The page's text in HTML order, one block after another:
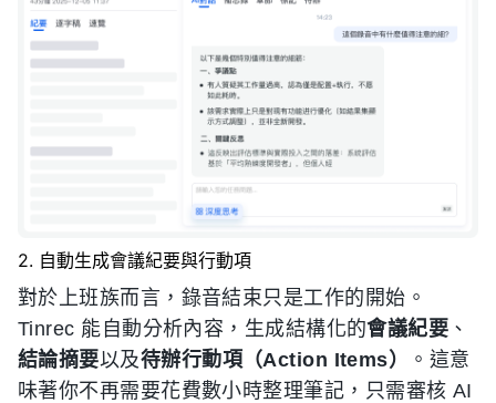
2. 自動生成會議紀要與行動項
對於上班族而言，錄音結束只是工作的開始。
Tinrec 能自動分析內容，生成結構化的會議紀要 、
結論摘要以及待辦行動項（Action Items）
。這意
味著你不再需要花費數小時整理筆記，只需審核 AI